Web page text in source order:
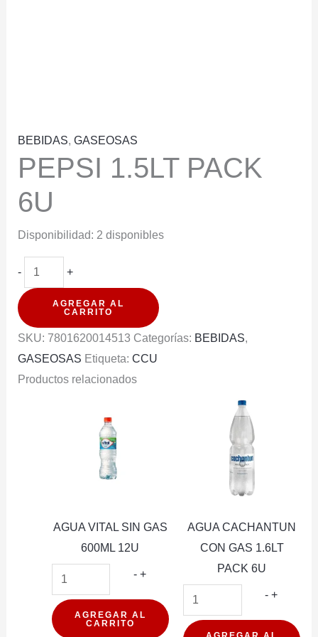
BEBIDAS, GASEOSAS
PEPSI 1.5LT PACK
6U
Disponibilidad: 2 disponibles
-
PEPSI
1.5LT
PACK
6U
+
AGREGAR AL
CARRITO
SKU: 7801620014513 Categorías: BEBIDAS,
GASEOSAS Etiqueta: CCU
Productos relacionados
AGUA VITAL SIN GAS
600ML 12U
- AGUA
SIN
+
AGREGAR AL
CARRITO
AGUA CACHANTUN
CON GAS 1.6LT
PACK 6U
- AGUA
+